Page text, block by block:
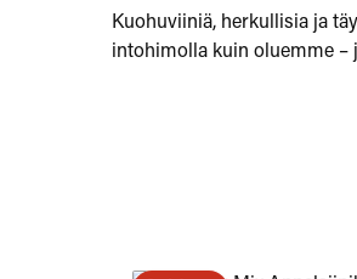
Kuohuviiniä, herkullisia ja
intohimolla kuin oluemme –